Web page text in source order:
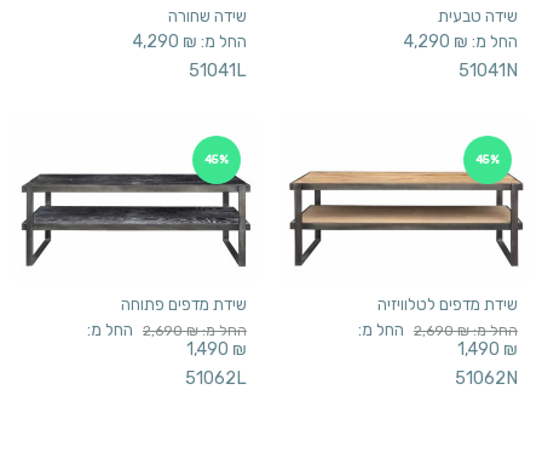
שידה טבעית
החל מ: 4,290 ₪
51041N
שידה שחורה
החל מ: 4,290 ₪
51041L
45%
שידת מדפים לטלוויזיה
החל מ: 2,690₪
החל מ:
1,490 ₪
51062N
45%
שידת מדפים פתוחה
החל מ: 2,690₪
החל מ:
1,490 ₪
51062L